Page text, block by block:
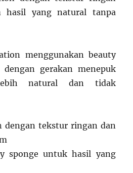
hasil yang natural tanpa
menggunakan beauty
gerakan menepuk
natural dan tidak
dengan tekstur ringan dan
sponge untuk hasil yang